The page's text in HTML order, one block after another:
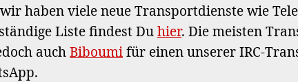
haben viele neue Transportdienste wie
Liste findest Du hier. Die meisten
auch Biboumi für einen unserer IRC-